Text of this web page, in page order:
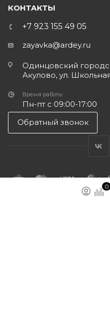
0
КОНТАКТЫ
+7 923 155 49 05
zayavka@ardey.ru
Одинцовский
Акулово, ул.
Время работы
Пн-пт с 09:00-17:00
Обратный звонок